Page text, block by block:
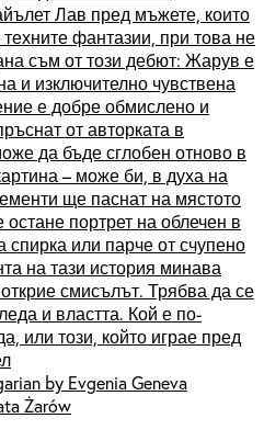
Лав пред мъжете, които
фантазии, при това не
съм от този дебют: Жарув е
и изключително чувствена
е добре обмислено и
от авторката в
да бъде сглобен отново в
– може би, в духа на
ще паснат на мястото
портрет на облечен в
спирка или парче от счупено
на тази история минава
смисълът. Трябва да се
и властта. Кой е по-
или този, който играе пред
by Evgenia Geneva
Żarów